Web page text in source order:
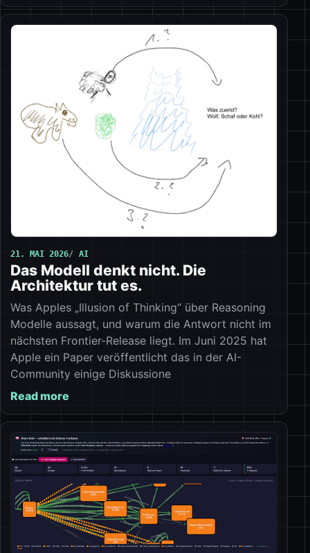
21. MAI 2026 AI
Das Modell denkt nicht. Die
Architektur tut es.
Was Apples „Illusion of Thinking“ über Reasoning
Modelle aussagt, und warum die Antwort nicht im
nächsten Frontier-Release liegt. Im Juni 2025 hat
Apple ein Paper veröffentlicht das in der AI-
Community einige Diskussione
Read more